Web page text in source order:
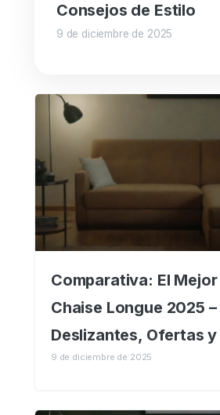
Consejos de Estilo
9 de diciembre de 2025
Comparativa: El
Chaise Longue 2025
Deslizantes, Ofertas y
9 de diciembre de 2025